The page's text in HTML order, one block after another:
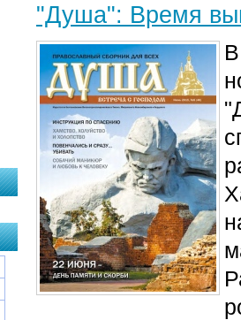
"Душа": Время